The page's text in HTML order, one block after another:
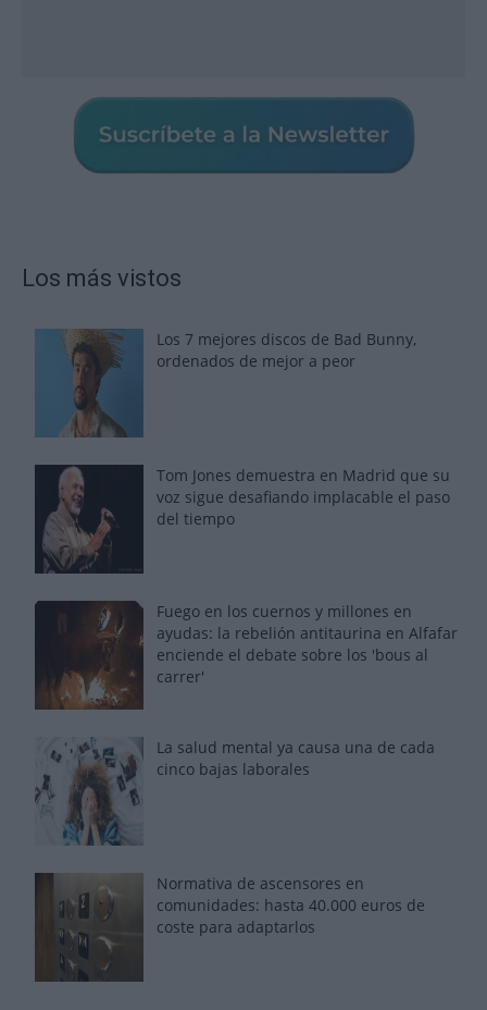
Los más vistos
Los 7 mejores discos de Bad Bunny,
ordenados de mejor a peor
Tom Jones demuestra en Madrid que su
voz sigue desafiando implacable el paso
del tiempo
Fuego en los cuernos y millones en
ayudas: la rebelión antitaurina en Alfafar
enciende el debate sobre los 'bous al
carrer'
La salud mental ya causa una de cada
cinco bajas laborales
Normativa de ascensores en
comunidades: hasta 40.000 euros de
coste para adaptarlos